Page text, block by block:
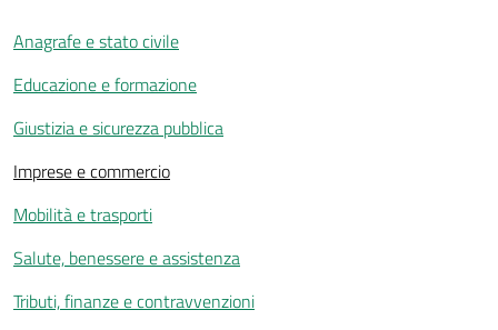
Anagrafe e stato civile
Educazione e formazione
Giustizia e sicurezza pubblica
Imprese e commercio
Mobilità e trasporti
Salute, benessere e assistenza
Tributi, finanze e contravvenzioni